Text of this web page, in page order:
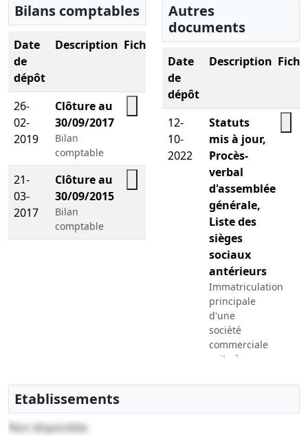
Bilans comptables
Date
de
dépôt
Description Fichier
26-
02-
2019
Clôture au
30/09/2017
Bilan
comptable
21-
03-
2017
Clôture au
30/09/2015
Bilan
comptable
Autres
documents
Date
de
dépôt
Description
12-
10-
2022
Statuts
mis à jour,
Procès-
verbal
d'assemblée
générale,
Liste des
sièges
sociaux
antérieurs
Immatriculation
principale
d'une
société
commerciale
suite à
12-
Etablissements
Non disponible